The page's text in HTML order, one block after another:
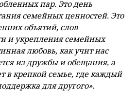
пар. Это день
семейных ценностей. Это
объятий, слов
и укрепления семейных
любовь, как учит нас
из дружбы и обещания, а
в крепкой семье, где каждый
для другого».